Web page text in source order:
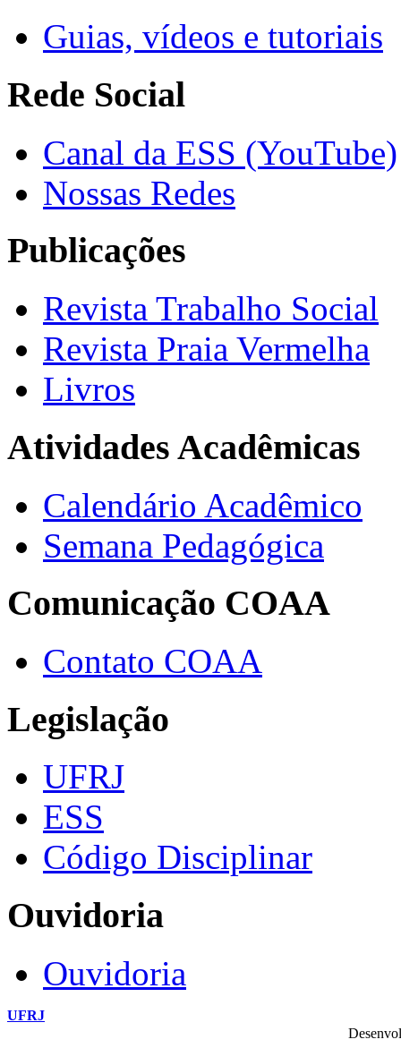
Guias, vídeos e tutoriais
Rede Social
Canal da ESS (YouTube)
Nossas Redes
Publicações
Revista Trabalho Social
Revista Praia Vermelha
Livros
Atividades Acadêmicas
Calendário Acadêmico
Semana Pedagógica
Comunicação COAA
Contato COAA
Legislação
UFRJ
ESS
Código Disciplinar
Ouvidoria
Ouvidoria
UFRJ